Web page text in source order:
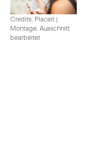
Credits: Placeit |
Montage, Ausschnitt
bearbeitet